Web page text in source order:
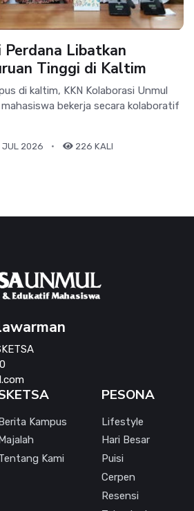
Perdana Libatkan
Tinggi di Kaltim
di kaltim, KKN Kolaborasi Unmul
bekerja secara kolaboratif
2026 226 KALI
Kampus
Majalah
Kami
PESONA
Lifestyle
Hari Besar
Puisi
Cerpen
Resensi